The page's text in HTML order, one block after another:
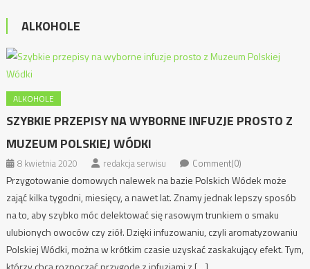
ALKOHOLE
ALKOHOLE
SZYBKIE PRZEPISY NA WYBORNE INFUZJE PROSTO Z
MUZEUM POLSKIEJ WÓDKI
8 kwietnia 2020 redakcja serwisu Comment(0)
Przygotowanie domowych nalewek na bazie Polskich Wódek może
zająć kilka tygodni, miesięcy, a nawet lat. Znamy jednak lepszy sposób
na to, aby szybko móc delektować się rasowym trunkiem o smaku
ulubionych owoców czy ziół. Dzięki infuzowaniu, czyli aromatyzowaniu
Polskiej Wódki, można w krótkim czasie uzyskać zaskakujący efekt. Tym,